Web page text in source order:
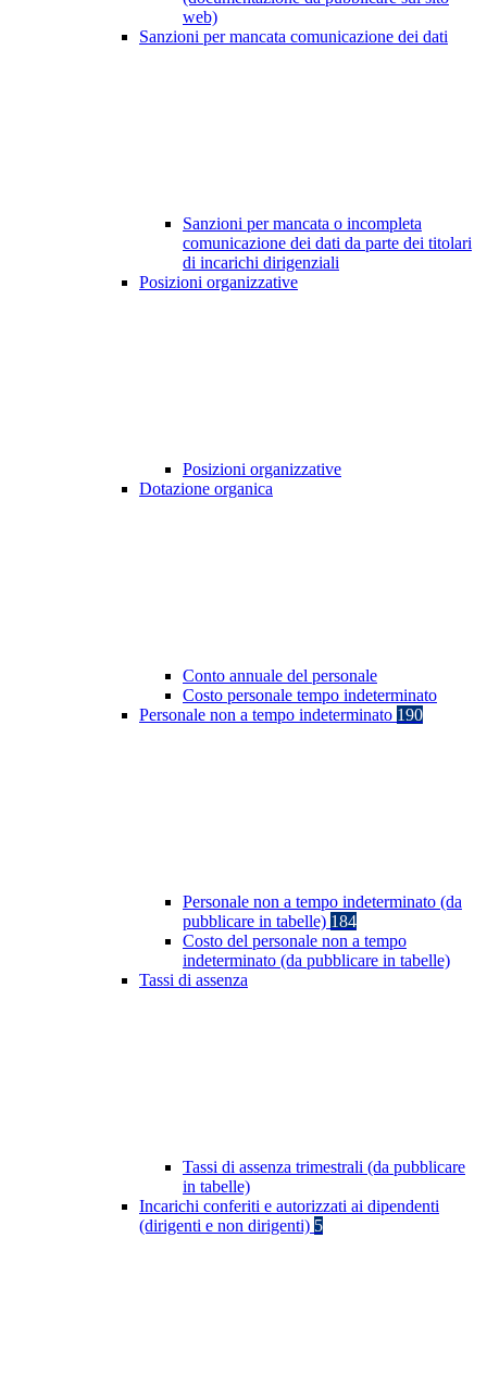
web)
Sanzioni per mancata comunicazione dei dati
Sanzioni per mancata o incompleta
comunicazione dei dati da parte dei titolari
di incarichi dirigenziali
Posizioni organizzative
Posizioni organizzative
Dotazione organica
Conto annuale del personale
Costo personale tempo indeterminato
Personale non a tempo indeterminato 190
Personale non a tempo indeterminato (da
pubblicare in tabelle) 184
Costo del personale non a tempo
indeterminato (da pubblicare in tabelle)
Tassi di assenza
Tassi di assenza trimestrali (da pubblicare
in tabelle)
Incarichi conferiti e autorizzati ai dipendenti
(dirigenti e non dirigenti) 5